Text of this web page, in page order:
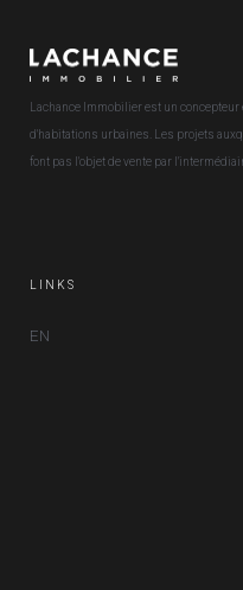
Lachance Immobilier est un
d'habitations urbaines. Les projets
font pas l'objet de vente par
LINKS
EN